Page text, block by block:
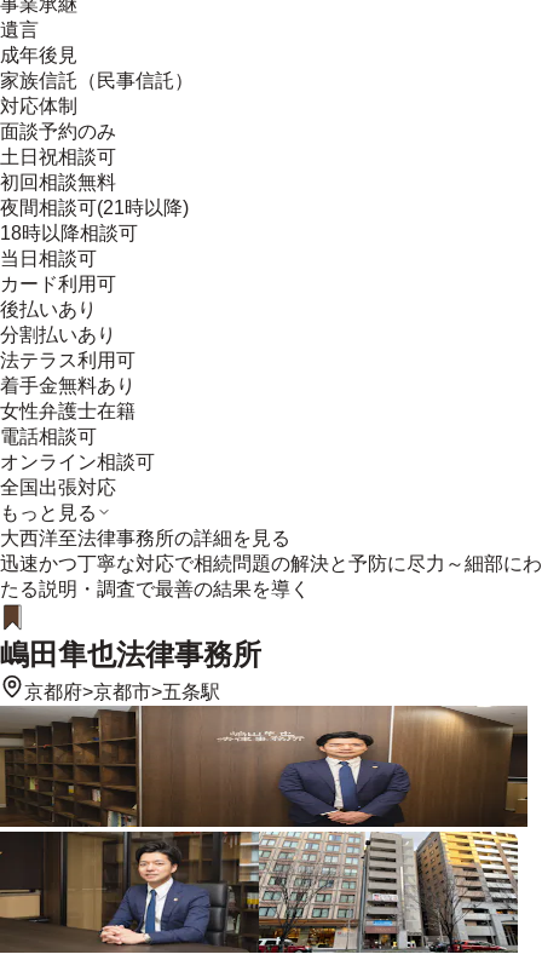
事業承継
遺言
成年後見
家族信託（民事信託）
対応体制
面談予約のみ
土日祝相談可
初回相談無料
夜間相談可(21時以降)
18時以降相談可
当日相談可
カード利用可
後払いあり
分割払いあり
法テラス利用可
着手金無料あり
女性弁護士在籍
電話相談可
オンライン相談可
全国出張対応
もっと見る
大西洋至法律事務所の詳細を見る
迅速かつ丁寧な対応で相続問題の解決と予防に尽力～細部にわ
たる説明・調査で最善の結果を導く
嶋田隼也法律事務所
京都府>京都市>五条駅